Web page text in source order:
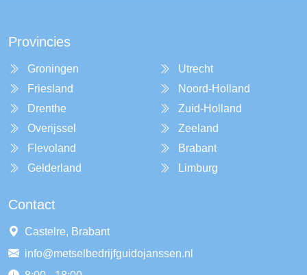
Provincies
Groningen
Friesland
Drenthe
Overijssel
Flevoland
Gelderland
Utrecht
Noord-Holland
Zuid-Holland
Zeeland
Brabant
Limburg
Contact
Castelre, Brabant
info@metselbedrijfguidojanssen.nl